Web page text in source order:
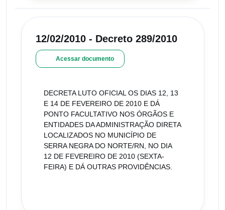
12/02/2010 - Decreto 289/2010
Acessar documento
DECRETA LUTO OFICIAL OS DIAS 12, 13
E 14 DE FEVEREIRO DE 2010 E DÁ
PONTO FACULTATIVO NOS ÓRGÃOS E
ENTIDADES DA ADMINISTRAÇÃO DIRETA
LOCALIZADOS NO MUNICÍPIO DE
SERRA NEGRA DO NORTE/RN, NO DIA
12 DE FEVEREIRO DE 2010 (SEXTA-
FEIRA) E DÁ OUTRAS PROVIDÊNCIAS.